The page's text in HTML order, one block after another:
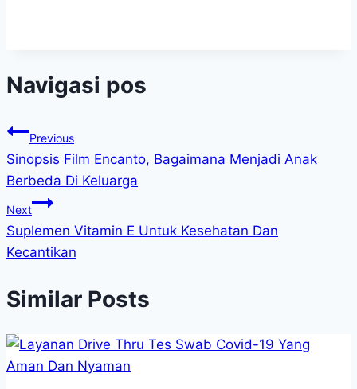
Navigasi pos
Previous
Sinopsis Film Encanto, Bagaimana Menjadi Anak
Berbeda Di Keluarga
Next
Suplemen Vitamin E Untuk Kesehatan Dan
Kecantikan
Similar Posts